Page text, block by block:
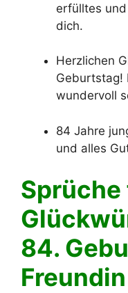
erfülltes
dich.
Herzlichen
Geburtstag!
wundervoll
84 Jahre
und alles
84.
Freundin